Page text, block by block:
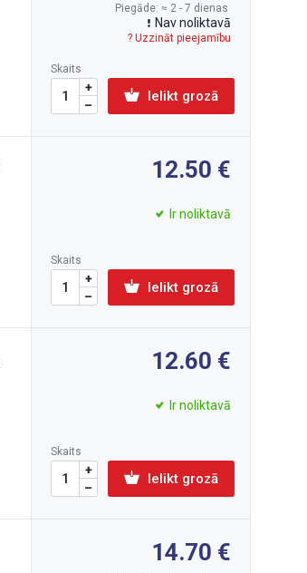
Piegāde: ≈ 2 - 7 dienas
Nav noliktavā
? Uzzināt pieejamību
Skaits
Ielikt grozā
12.50
Ir noliktavā
Skaits
Ielikt grozā
12.60
Ir noliktavā
Skaits
Ielikt grozā
14.70